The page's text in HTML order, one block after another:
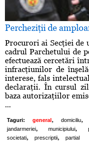
Percheziţii de
Procurori ai Secţiei de
cadrul Parchetului de
efectuează cercetări
infracţiunilor de
interese, fals
declaraţii. În cursul
baza autorizaţiilor
...
Taguri: general , domiciliu,
jandarmeriei, municipiului,
societati, prescriptii, partial